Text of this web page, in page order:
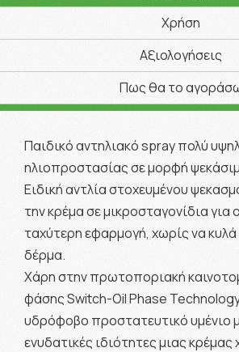
Χρήση
Αξιολογήσεις
Πως θα το
Παιδικό αντηλιακό spray πολύ
ηλιοπροστασίας σε μορφή
Ειδική αντλία στοχευμένου
την κρέμα σε μικροσταγονίδια για
ταχύτερη εφαρμογή, χωρίς να
δέρμα.
Χάρη στην πρωτοποριακή
φάσης Switch-Οil Phase Technology
υδρόφοβο προστατευτικό υμένιο
ενυδατικές ιδιότητες μιας